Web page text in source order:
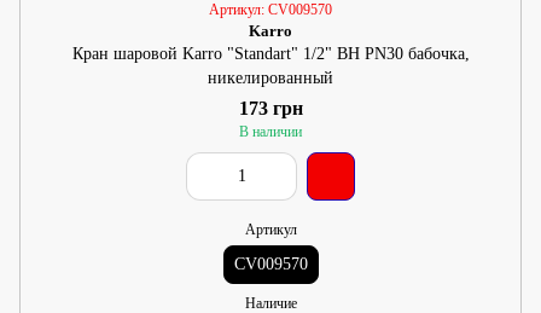
Артикул: CV009570
Karro
Кран шаровой Karro "Standart" 1/2" ВН PN30 бабочка,
никелированный
173 грн
В наличии
Артикул
CV009570
Наличие